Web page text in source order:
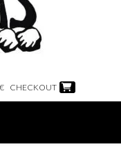
CHECKOUT